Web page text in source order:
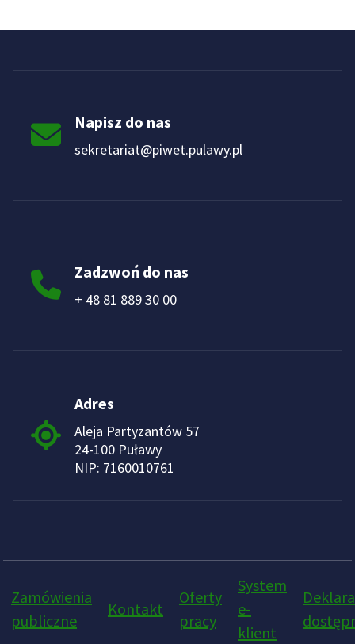
Napisz do nas
sekretariat@piwet.pulawy.pl
Zadzwoń do nas
+ 48 81 889 30 00
Adres
Aleja Partyzantów 57
24-100 Puławy
NIP: 7160010761
Zamówienia
publiczne
Kontakt
Oferty
pracy
System
e-
klient